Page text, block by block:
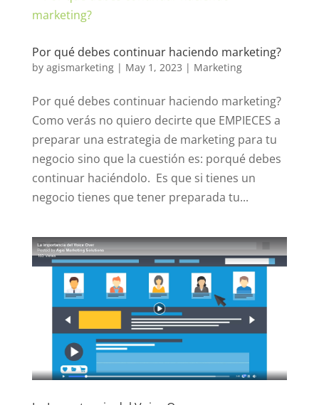
Por qué debes continuar haciendo marketing?
by agismarketing| May 1, 2023 | Marketing
Por qué debes continuar haciendo marketing?
Como verás no quiero decirte que EMPIECES a
preparar una estrategia de marketing para tu
negocio sino que la cuestión es: porqué debes
continuar haciéndolo. Es que si tienes un
negocio tienes que tener preparada tu...